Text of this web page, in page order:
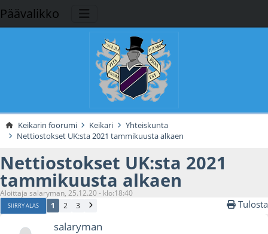
Päävalikko
Keikarin foorumi Keikari
Yhteiskunta
Nettiostokset UK:sta 2021 tammikuusta alkaen
Nettiostokset UK:sta 2021
tammikuusta alkaen
Aloittaja salaryman, 25.12.20 - klo:18:40
SIIRRY ALAS 1 2 3 Tulosta
salaryman